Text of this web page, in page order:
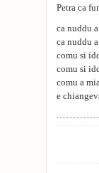
Petra ca
ca nuddu
ca nuddu
comu si
comu si
comu a
e